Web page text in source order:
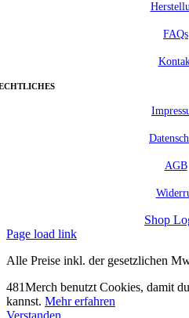
FAQs
AGB
Shop
Page load link
Alle Preise inkl. der gesetzlichen
481Merch benutzt Cookies, damit
kannst. Mehr erfahren
Verstanden